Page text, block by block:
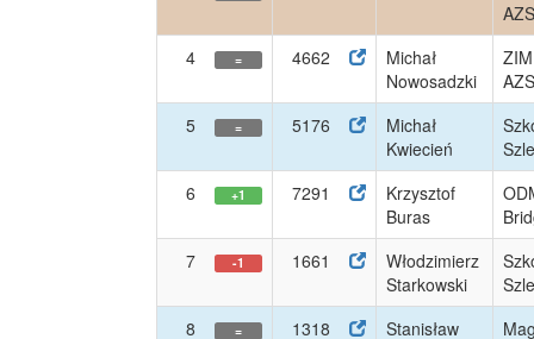
4
= 4662
Michał
Nowosadzki
5
= 5176
Michał
Kwiecień
6
+1 7291
Krzysztof
Buras
7
-1 1661
Włodzimierz
Starkowski
8
= 1318
Stanisław